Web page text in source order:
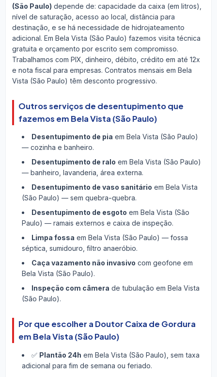
(São Paulo) depende de: capacidade da caixa (em litros),
nível de saturação, acesso ao local, distância para
destinação, e se há necessidade de hidrojateamento
adicional. Em Bela Vista (São Paulo) fazemos visita técnica
gratuita e orçamento por escrito sem compromisso.
Trabalhamos com PIX, dinheiro, débito, crédito em até 12x
e nota fiscal para empresas. Contratos mensais em Bela
Vista (São Paulo) têm desconto progressivo.
Outros serviços de desentupimento que
fazemos em Bela Vista (São Paulo)
Desentupimento de pia em Bela Vista (São Paulo)
— cozinha e banheiro.
Desentupimento de ralo em Bela Vista (São Paulo)
— banheiro, lavanderia, área externa.
Desentupimento de vaso sanitário em Bela Vista
(São Paulo) — sem quebra-quebra.
Desentupimento de esgoto em Bela Vista (São
Paulo) — ramais externos e caixa de inspeção.
Limpa fossa em Bela Vista (São Paulo) — fossa
séptica, sumidouro, filtro anaeróbio.
Caça vazamento não invasivo com geofone em
Bela Vista (São Paulo).
Inspeção com câmera de tubulação em Bela Vista
(São Paulo).
Por que escolher a Doutor Caixa de Gordura
em Bela Vista (São Paulo)
✅ Plantão 24h em Bela Vista (São Paulo), sem taxa
adicional para fim de semana ou feriado.